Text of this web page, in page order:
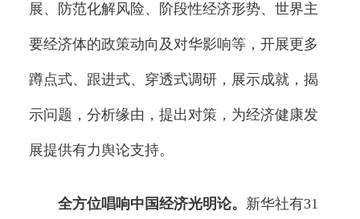
展、防范化解风险、阶段性经济形势、世界主
要经济体的政策动向及对华影响等，开展更多
蹲点式、跟进式、穿透式调研，展示成就，揭
示问题，分析缘由，提出对策，为经济健康发
展提供有力舆论支持。
全方位唱响中国经济光明论。 新华社有31